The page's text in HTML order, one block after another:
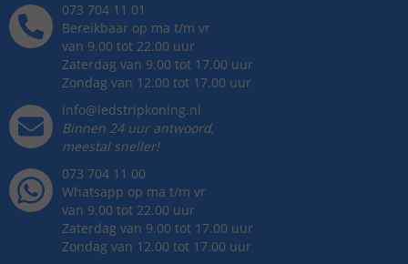
073 704 11 01
Bereikbaar op ma t/m vr
van 9.00 tot 22.00 uur
Zaterdag van 9.00 tot 17.00 uur
Zondag van 12.00 tot 17.00 uur
info@ledstripkoning.nl
Binnen 24 uur antwoord,
meestal sneller!
073 704 11 00
Whatsapp op ma t/m vr
van 9.00 tot 22.00 uur
Zaterdag van 9.00 tot 17.00 uur
Zondag van 12.00 tot 17.00 uur